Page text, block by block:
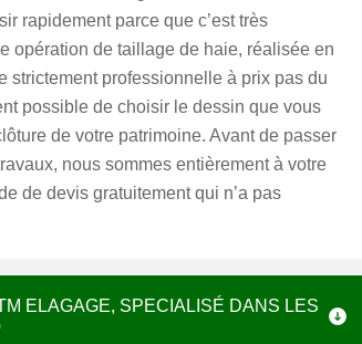
rapidement parce que c’est très
opération de taillage de haie, réalisée en
strictement professionnelle à prix pas du
possible de choisir le dessin que vous
de votre patrimoine. Avant de passer
nous sommes entièrement à votre
de devis gratuitement qui n’a pas
ELAGAGE, SPECIALISÉ DANS LES